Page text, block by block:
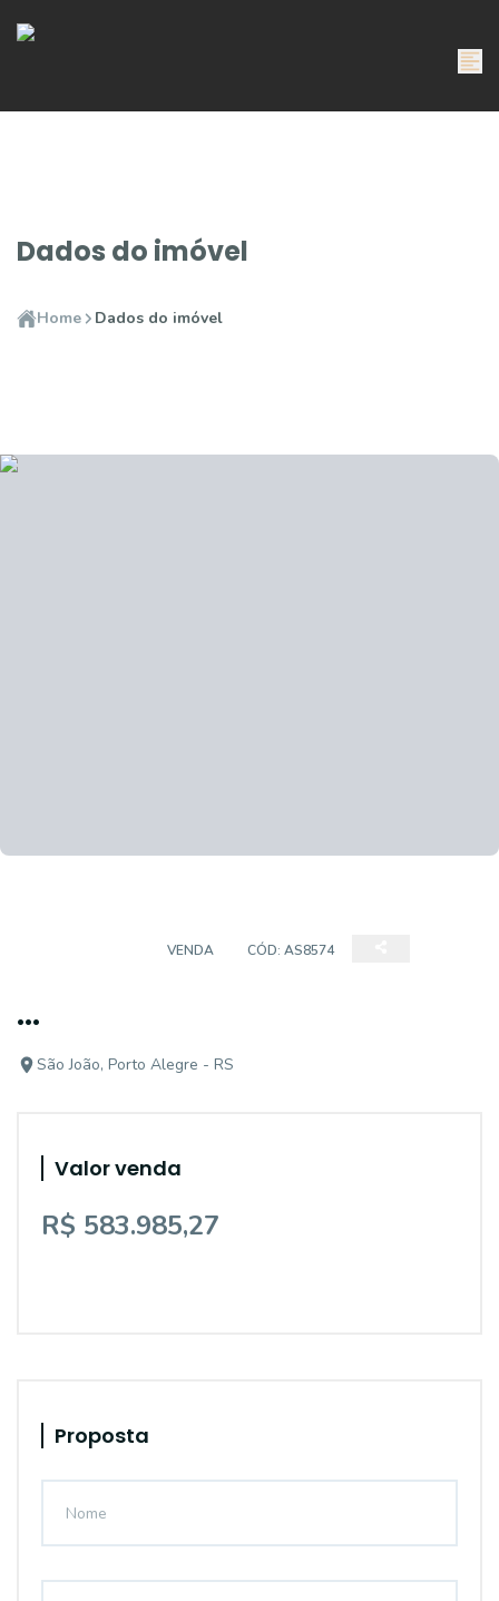
Dados do imóvel
Home Dados do imóvel
VENDA CÓD: AS8574
...
São João, Porto Alegre - RS
Valor venda
R$ 583.985,27
Proposta